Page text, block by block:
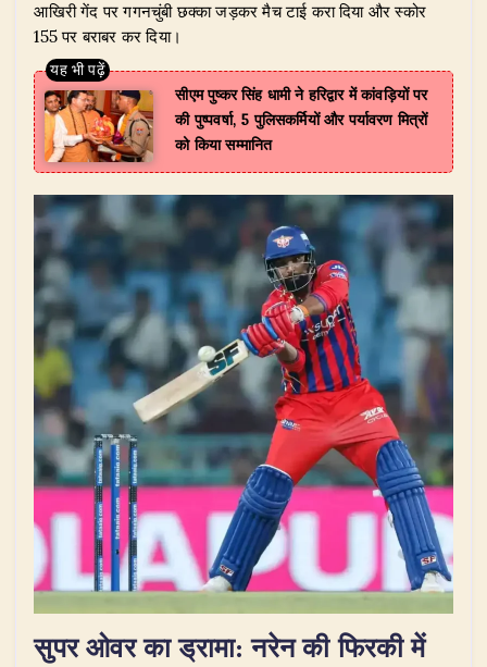
आखिरी गेंद पर गगनचुंबी छक्का जड़कर मैच टाई करा दिया और स्कोर
155 पर बराबर कर दिया।
सीएम पुष्कर सिंह धामी ने हरिद्वार में कांवड़ियों पर
की पुष्पवर्षा, 5 पुलिसकर्मियों और पर्यावरण मित्रों
को किया सम्मानित
सुपर ओवर का ड्रामा: नरेन की फिरकी में